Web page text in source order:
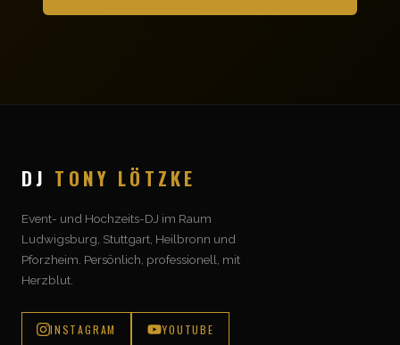
DJ TONY LÖTZKE
Event- und Hochzeits-DJ im Raum
Ludwigsburg, Stuttgart, Heilbronn und
Pforzheim. Persönlich, professionell, mit
Herzblut.
INSTAGRAM YOUTUBE